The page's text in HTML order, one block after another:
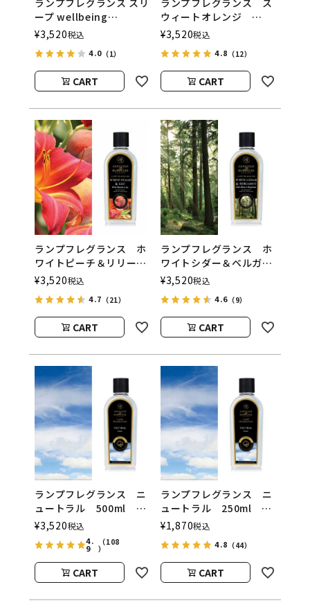
ランプフレグランス スリ
ープ wellbeing
500ml フレグランスラ
ンプ用オイル
ASHLEIGH&BURWOOD
（アシュレイアンドバー
ウッド）
¥3,520税込
4.0 （1）
CART
ランプフレグランス ス
ウィートオレンジ
500ml フレグランスラ
ンプ用オイル
ASHLEIGH&BURWOOD
（アシュレイアンドバー
ウッド）
¥3,520税込
4.8 （12）
CART
ランプフレグランス ホ
ワイトピーチ＆リリー
500ml フレグランスラ
ンプ用オイル
ASHLEIGH&BURWOOD
（アシュレイアンドバー
ウッド）
¥3,520税込
4.7 （21）
CART
ランプフレグランス ホ
ワイトシダー＆ベルガモ
ット 500ml フレグラ
ンスランプ用オイル
ASHLEIGH&BURWOOD
（アシュレイアンドバー
ウッド）
¥3,520税込
4.6（9）
CART
ランプフレグランス ニ
ュートラル 500ml フ
レグランスランプ用オイ
ル
ASHLEIGH&BURWOOD
（アシュレイアンドバー
ウッド）
¥3,520税込
4.
9
（108
）
CART
ランプフレグランス ニ
ュートラル 250ml フ
レグランスランプ用オイ
ル
ASHLEIGH&BURWOOD
（アシュレイアンドバー
ウッド）
¥1,870税込
4.8 （44）
CART